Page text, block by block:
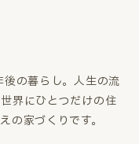
の暮らし。人生の流
界にひとつだけの住
の家づくりです。